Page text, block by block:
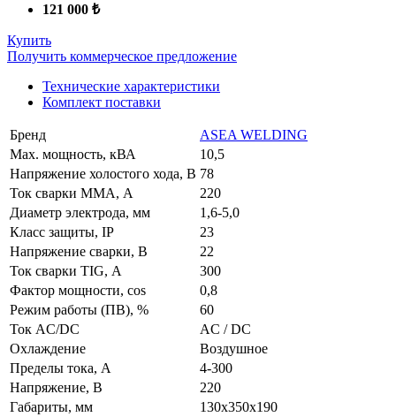
121 000 ₺
Купить
Получить коммерческое предложение
Технические характеристики
Комплект поставки
Бренд
ASEA WELDING
Маx. мощность, кВА
10,5
Напряжение холостого хода, В 78
Ток сварки MMA, А
220
Диаметр электрода, мм
1,6-5,0
Класс защиты, IP
23
Напряжение сварки, В
22
Ток сварки TIG, А
300
Фактор мощности, cos
0,8
Режим работы (ПВ), %
60
Ток AC/DC
AC / DC
Охлаждение
Воздушное
Пределы тока, А
4-300
Напряжение, В
220
Габариты, мм
130х350х190